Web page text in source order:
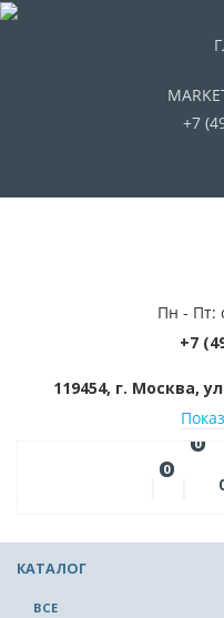
+7
Пн - Пт:
+7
119454, г. Москва,
0
0
КАТАЛОГ
ВСЕ